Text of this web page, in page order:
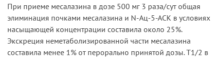
При приеме месалазина в дозе 500 мг 3 раза/сут общая
элиминация почками месалазина и N-Aц-5-АСК в условиях
насыщающей концентрации составила около 25%.
Экскреция неметаболизированной части месалазина
составила менее 1% от перорально принятой дозы. T1/2 в